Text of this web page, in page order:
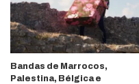
Bandas de Marrocos,
Palestina, Bélgica e